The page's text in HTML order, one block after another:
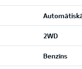
2WD
Benzīns